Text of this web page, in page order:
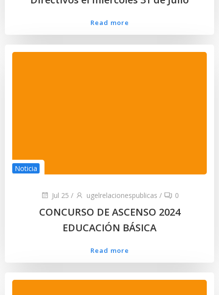
Read more
Noticia
Jul 25 / ugelrelacionespublicas / 0
CONCURSO DE ASCENSO 2024
EDUCACIÓN BÁSICA
Read more